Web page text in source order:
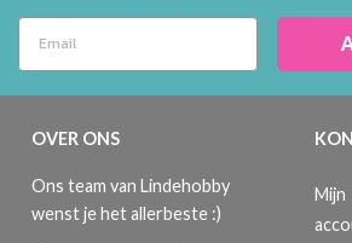
OVER ONS
Ons team van Lindehobby
wenst je het allerbeste :)
Mijn